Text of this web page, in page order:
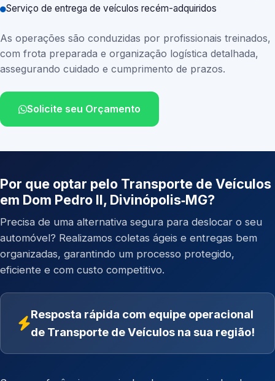
Serviço de entrega de veículos recém-adquiridos
As operações são conduzidas por profissionais treinados,
com frota preparada e organização logística detalhada,
assegurando cuidado e cumprimento de prazos.
Solicite seu Orçamento
Por que optar pelo Transporte de Veículos
em Dom Pedro II, Divinópolis‑MG?
Precisa de uma alternativa segura para deslocar o seu
automóvel? Realizamos coletas ágeis e entregas bem
organizadas, garantindo um processo protegido,
eficiente e com custo competitivo.
Resposta rápida com equipe operacional
de Transporte de Veículos na sua região!